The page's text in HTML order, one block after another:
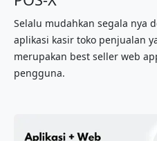
Selalu mudahkan segala nya
aplikasi kasir toko penjualan
merupakan best seller web
pengguna.